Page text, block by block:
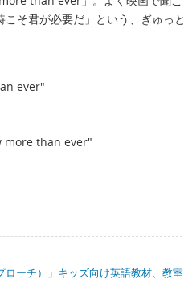
そ君が必要だ」という、ぎゅっと
ever"
more than ever"
ローチ）」キッズ向け英語教材、教室